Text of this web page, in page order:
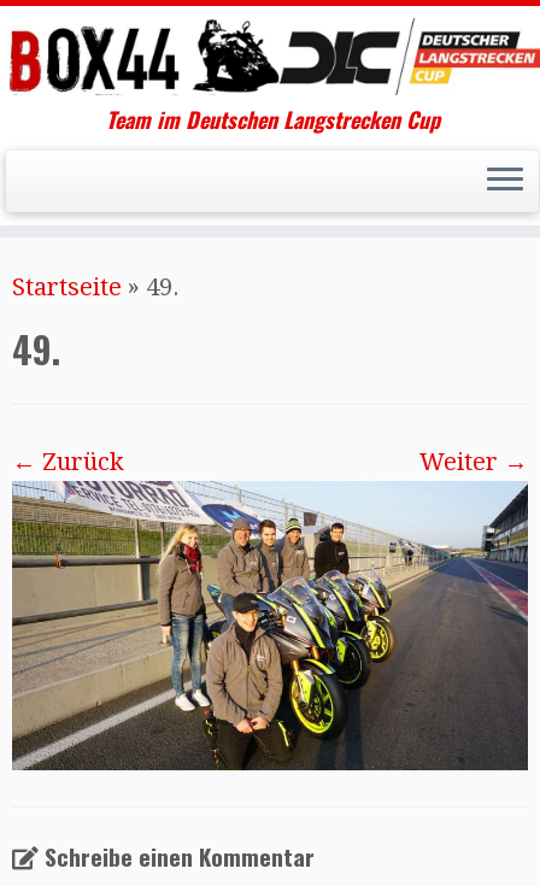
Team im Deutschen Langstrecken Cup
Startseite » 49.
49.
← Zurück Weiter →
Schreibe einen Kommentar